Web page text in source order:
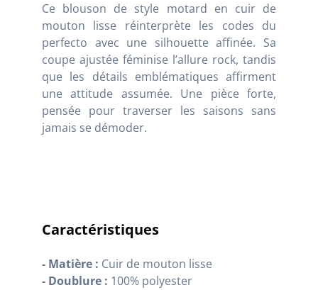
Ce blouson de style motard en cuir de
mouton lisse réinterprète les codes du
perfecto avec une silhouette affinée. Sa
coupe ajustée féminise l’allure rock, tandis
que les détails emblématiques affirment
une attitude assumée. Une pièce forte,
pensée pour traverser les saisons sans
jamais se démoder.
Caractéristiques
- Matière : Cuir de mouton lisse
- Doublure : 100% polyester